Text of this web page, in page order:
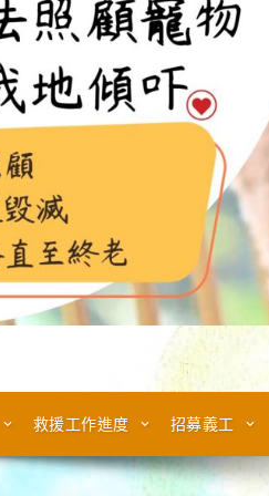
救援工作進度 招募義工